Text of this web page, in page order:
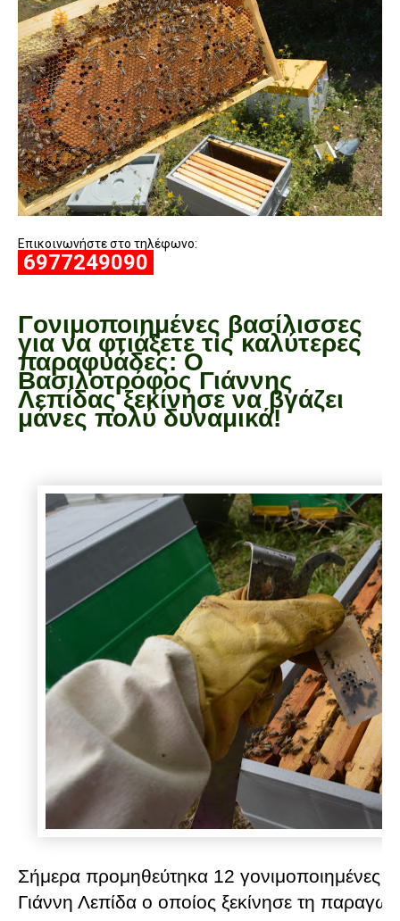
Επικοινωνήστε στο τηλέφωνο:
6977249090
Γονιμοποιημένες βασίλισσες
για να φτιάξετε τις καλύτερες
παραφυάδες: Ο
Βασιλοτρόφος Γιάννης
Λεπίδας ξεκίνησε να βγάζει
μάνες πολύ δυναμικά!
Σήμερα προμηθεύτηκα 12 γονιμοποιημένες
Γιάννη Λεπίδα ο οποίος ξεκίνησε τη